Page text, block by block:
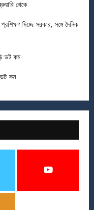
থেকে
প্রশিক্ষণ দিচ্ছে সরকার, সঙ্গে দৈনিক
ডট কম
ডট কম